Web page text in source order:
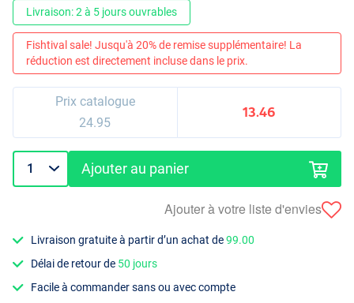
Livraison: 2 à 5 jours ouvrables
Fishtival sale! Jusqu'à 20% de remise supplémentaire! La
réduction est directement incluse dans le prix.
Prix catalogue
24.95
13.46
Ajouter au panier
Ajouter à votre liste d'envies
Livraison gratuite à partir d’un achat de99.00
Délai de retour de 50 jours
Facile à commander sans ou avec compte